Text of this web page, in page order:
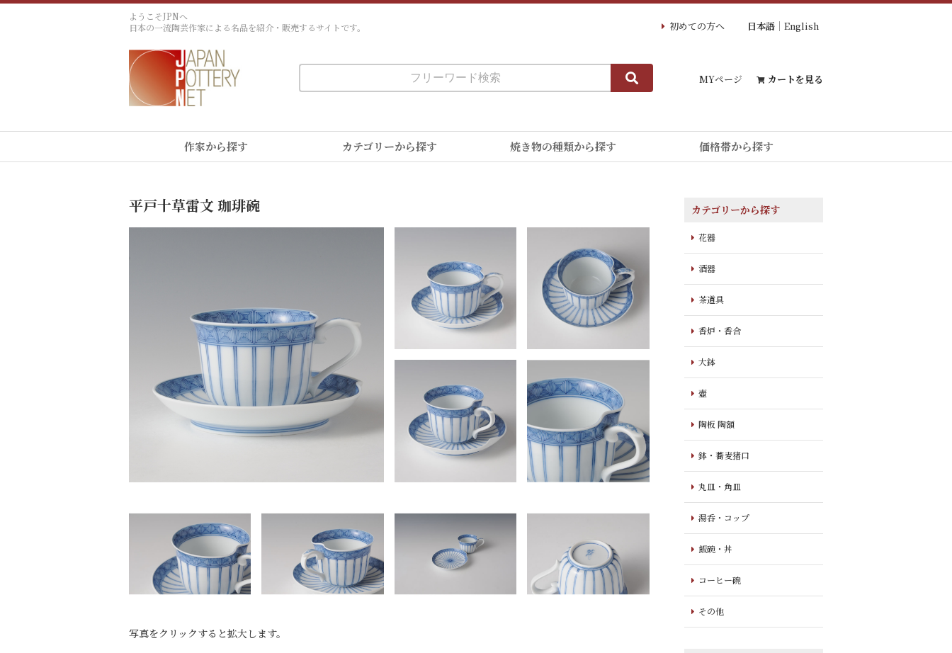
ようこそJPNへ
日本の一流陶芸作家による名品を紹介・販売するサイトです。
初めての方へ 日本語 English
MYページ カートを見る
作家から探す カテゴリーから探す 焼き物の種類から探す 価格帯から探す
平戸十草雷文 珈琲碗
写真をクリックすると拡大します。
カテゴリーから探す
花器
酒器
茶道具
香炉・香合
大鉢
壺
陶板 陶額
鉢・蕎麦猪口
丸皿・角皿
湯呑・コップ
飯碗・丼
コーヒー碗
その他